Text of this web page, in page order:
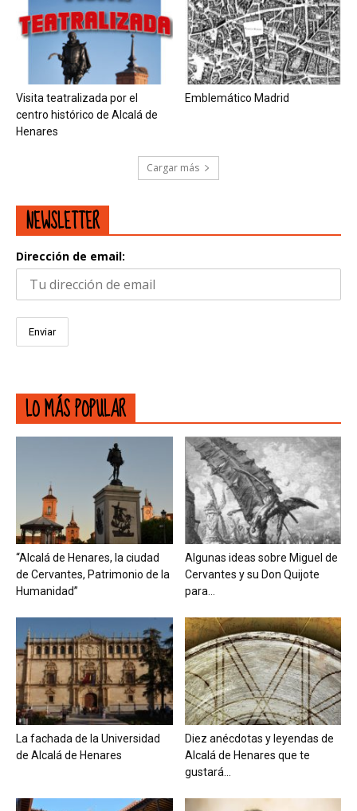
Visita teatralizada por el
centro histórico de Alcalá de
Henares
Emblemático Madrid
Cargar más
NEWSLETTER
Dirección de email:
LO MÁS POPULAR
“Alcalá de Henares, la ciudad
de Cervantes, Patrimonio de la
Humanidad”
Algunas ideas sobre Miguel de
Cervantes y su Don Quijote
para...
La fachada de la Universidad
de Alcalá de Henares
Diez anécdotas y leyendas de
Alcalá de Henares que te
gustará...